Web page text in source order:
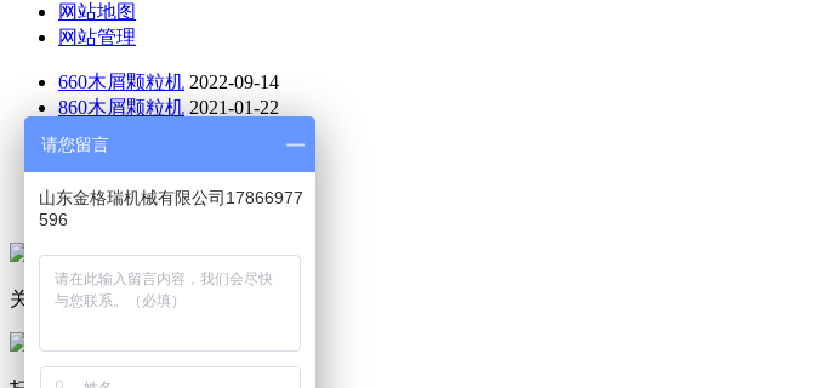
网站地图
网站管理
660木屑颗粒机 2022-09-14
860木屑颗粒机 2021-01-22
470木屑颗粒机
760木屑颗粒机
木屑颗粒机哪家好 2021-01-12
关注公众号
请您留言
山东金格瑞机械有限公司17866977
596